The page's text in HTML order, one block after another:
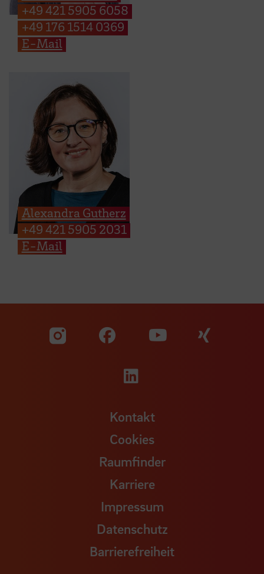
+49 421 5905 6058
+49 176 1514 0369
E-Mail
Alexandra Gutherz
+49 421 5905 2031
E-Mail
Zu unserer Facebook
Zu
Zu unserer
Kontakt
Cookies
Raumfinder
Karriere
Impressum
Datenschutz
Barrierefreiheit